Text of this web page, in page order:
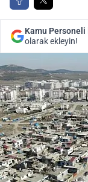
Kamu Personeli
olarak ekleyin!